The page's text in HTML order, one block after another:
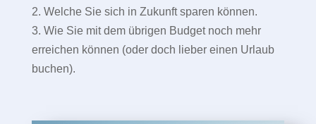
2. Welche Sie sich in Zukunft sparen können.
3. Wie Sie mit dem übrigen Budget noch mehr
erreichen können (oder doch lieber einen Urlaub
buchen).